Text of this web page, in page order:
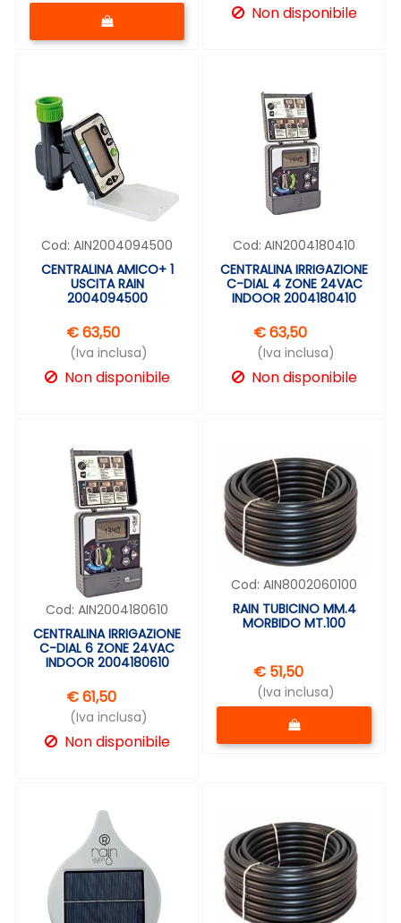
Quantità Non disponibile
Cod: AIN2004094500
CENTRALINA AMICO+ 1
USCITA RAIN
2004094500
€ 63,50
(Iva inclusa)
Non disponibile
Cod: AIN2004180410
CENTRALINA IRRIGAZIONE
C-DIAL 4 ZONE 24VAC
INDOOR 2004180410
€ 63,50
(Iva inclusa)
Non disponibile
Cod: AIN2004180610
CENTRALINA IRRIGAZIONE
C-DIAL 6 ZONE 24VAC
INDOOR 2004180610
€ 61,50
(Iva inclusa)
Non disponibile
Cod: AIN8002060100
RAIN TUBICINO MM.4
MORBIDO MT.100
€ 51,50
(Iva inclusa)
Quantità